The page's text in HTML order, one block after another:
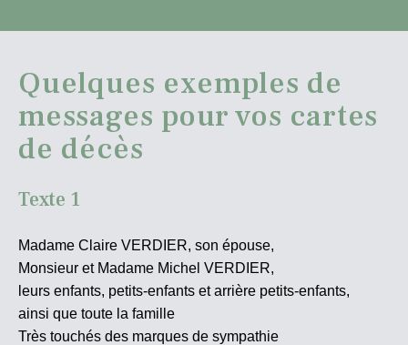
Quelques exemples de
messages pour vos cartes
de décès
Texte 1
Madame Claire VERDIER, son épouse,
Monsieur et Madame Michel VERDIER,
leurs enfants, petits-enfants et arrière petits-enfants,
ainsi que toute la famille
Très touchés des marques de sympathie